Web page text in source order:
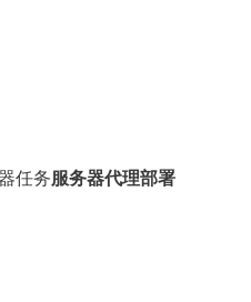
任务服务器代理部署